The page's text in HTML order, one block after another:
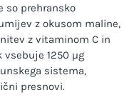
so prehransko
z okusom maline,
z vitaminom C in
1250 µg
sistema,
presnovi.